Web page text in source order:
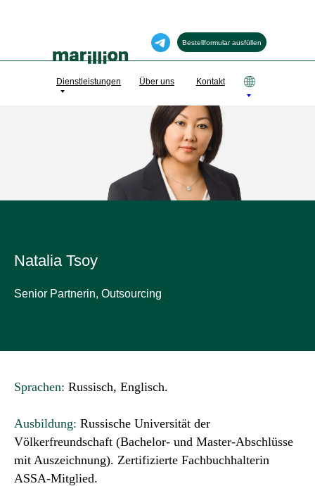
Dienstleistungen Über uns Kontakt
Bestellformular ausfüllen
Natalia Tsoy
Senior Partnerin, Outsourcing
Sprachen: Russisch, Englisch.
Ausbildung: Russische Universität der
Völkerfreundschaft (Bachelor- und Master-Abschlüsse
mit Auszeichnung). Zertifizierte Fachbuchhalterin
ASSA-Mitglied.